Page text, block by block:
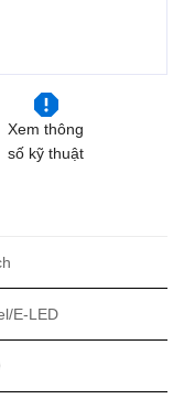
Xem thông
số kỹ thuật
E-LED